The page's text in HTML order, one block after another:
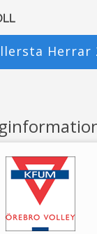
Herrar